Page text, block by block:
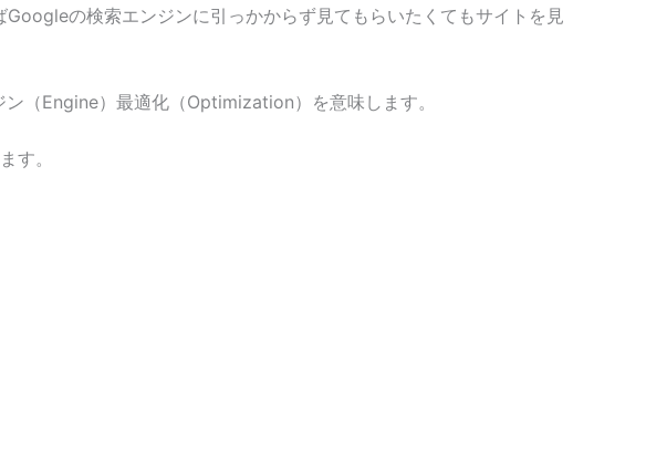
の検索エンジンに引っかからず見てもらいたくてもサイトを見
（Engine）最適化（Optimization）を意味します。
す。